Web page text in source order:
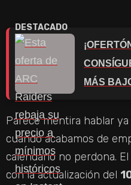
MÁS
Parece mentira hablar
cuando acabamos de
calendario no perdona.
con la actualización del